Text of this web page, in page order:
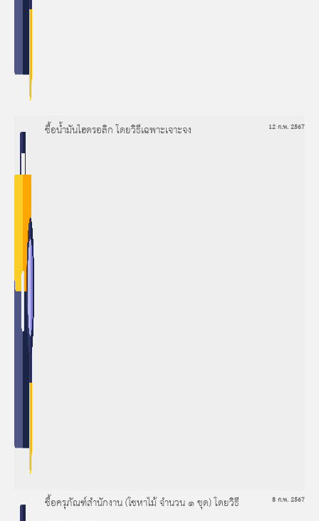
ซื้อน้ำมันไฮดรอลิก โดยวิธีเฉพาะเจาะจง 12 ก.พ. 2567
ซื้อครุภัณฑ์สำนักงาน (โซหาไม้ จำนวน ๑ ชุด) โดยวิธี
8 ก.พ. 2567